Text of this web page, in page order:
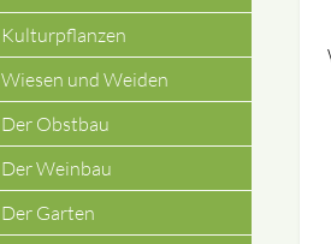
Kulturpflanzen
Wiesen und Weiden
Der Obstbau
Der Weinbau
Der Garten